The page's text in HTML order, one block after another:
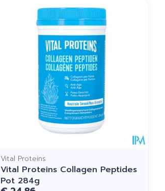
Vital Proteins
Vital Proteins Collagen Peptides
Pot 284g